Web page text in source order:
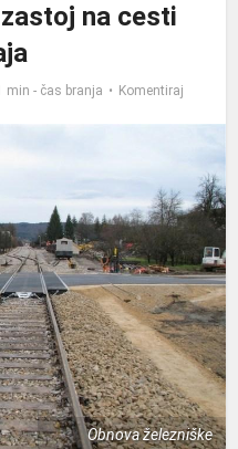
na cesti
min - čas branja Komentiraj
Obnova železniške